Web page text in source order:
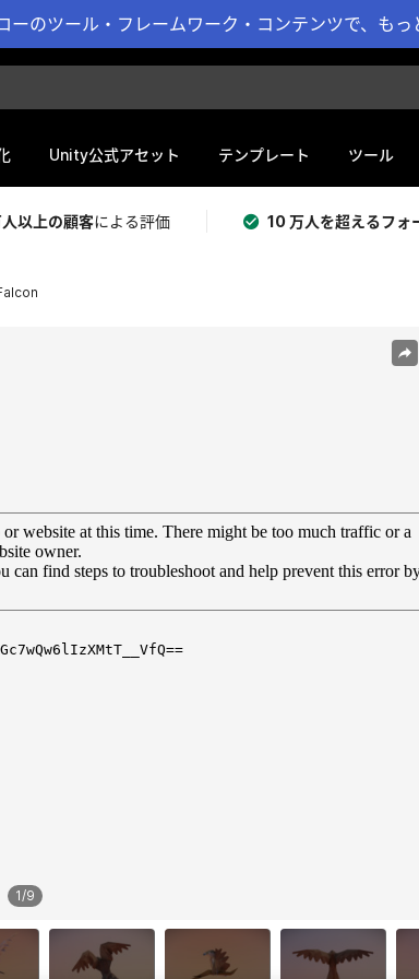
ーのツール・フレームワーク・コンテンツで、も
Unity公式アセット テンプレート ツール
以上の顧客による評価 10 万人を超えるフォ
1/9